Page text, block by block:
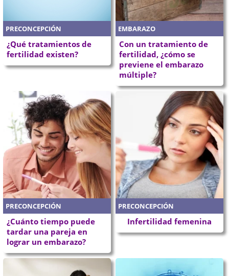
PRECONCEPCIÓN
¿Qué tratamientos de
fertilidad existen?
EMBARAZO
Con un tratamiento de
fertilidad, ¿cómo se
previene el embarazo
múltiple?
PRECONCEPCIÓN
¿Cuánto tiempo puede
tardar una pareja en
lograr un embarazo?
PRECONCEPCIÓN
Infertilidad femenina